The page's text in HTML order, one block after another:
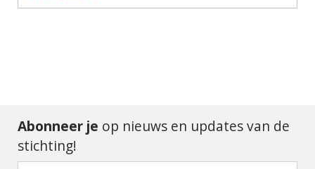
Abonneer je op nieuws en updates van de
stichting!